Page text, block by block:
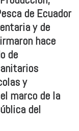
de Ecuador
y de
hace
de
y
marco de la
del